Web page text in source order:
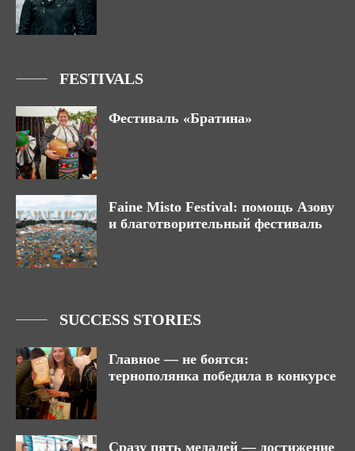
FESTIVALS
Фестиваль «Братина»
Faine Misto Festival: помощь Азову
и благотворительный фестиваль
SUCCESS STORIES
Главное — не боятся:
тернополянка победила в конкурсе
Сразу пять медалей — достижение